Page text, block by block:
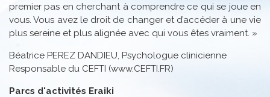
premier pas en cherchant à comprendre ce qui se joue en
vous. Vous avez le droit de changer et d’accéder à une vie
plus sereine et plus alignée avec qui vous êtes vraiment. »
Béatrice PEREZ DANDIEU, Psychologue clinicienne
Responsable du CEFTI (www.CEFTI.FR)
Parcs d'activités Eraiki